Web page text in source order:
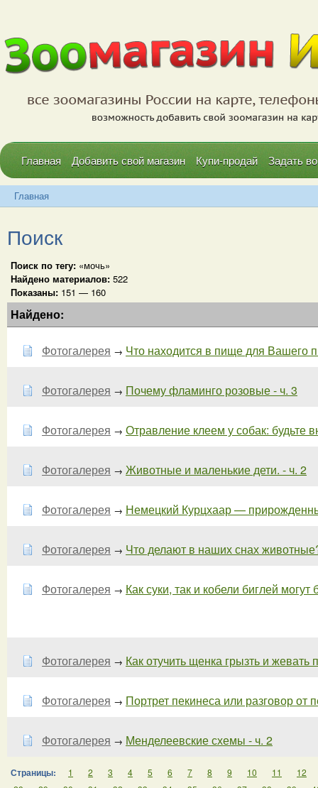
Главная Добавить свой магазин Купи-продай Задать
Главная
Поиск
Поиск по тегу: «мочь»
Найдено материалов: 522
Показаны: 151 — 160
Найдено:
Фотогалерея → Что находится в пище для Вашего
Фотогалерея → Почему фламинго розовые - ч. 3
Фотогалерея → Отравление клеем у собак: будьте
Фотогалерея → Животные и маленькие дети. - ч. 2
Фотогалерея → Немецкий Курцхаар —
Фотогалерея → Что делают в наших снах
Фотогалерея → Как суки, так и кобели биглей
Фотогалерея → Как отучить щенка грызть и
Фотогалерея → Портрет пекинеса или разговор от
Фотогалерея → Менделеевские схемы - ч. 2
Страницы: 1 2 3 4 5 6 7 8 9 10 11
12